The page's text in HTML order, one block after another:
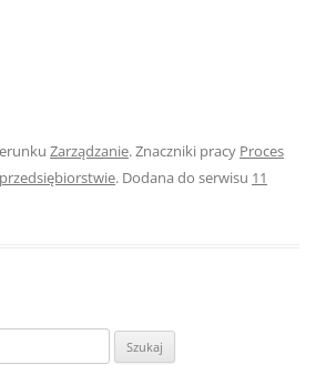
Zarządzanie. Znaczniki pracy Proces
. Dodana do serwisu 11